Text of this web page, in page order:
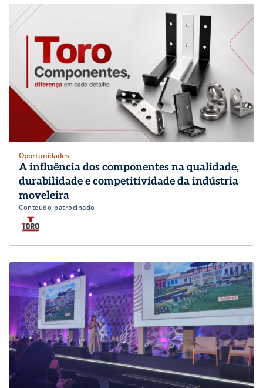
Oportunidades
A influência dos componentes na qualidade,
durabilidade e competitividade da indústria
moveleira
Conteúdo patrocinado